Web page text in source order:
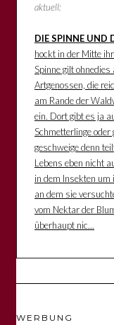
aktuell:
DIE SPINNE UND
hockt in der Mitte
Spinne gilt
Artgenossen, die
am Rande der
ein. Dort gibt es ja
Schmetterlinge oder
geschweige denn
Lebens eben nicht
in dem Insekten um
an dem sie
vom Nektar der
überhaupt nic...
WERBUNG